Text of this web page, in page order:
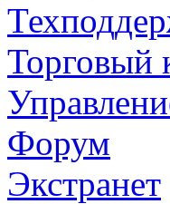
Торговый
Форум
Экстранет